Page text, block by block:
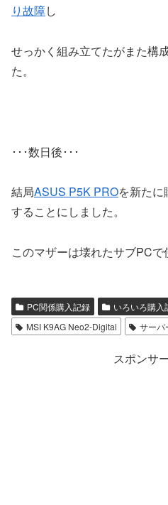
り故障し
せっかく組み立てたがまた構
た。
･･･数日後･･･
結局ASUS P5K PROを新た
することにしました。
このマザーは壊れたサブPCで
PC関係購入記録 いろいろ購入
MSI K9AG Neo2-Digital
サーバ
スポンサ